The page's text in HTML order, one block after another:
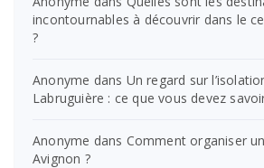
incontournables à découvrir dans le
?
Anonyme dans Un regard sur
Labruguière : ce que vous devez
Anonyme dans Comment organiser
Avignon ?